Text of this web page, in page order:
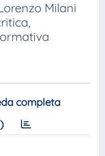
Milani
completa